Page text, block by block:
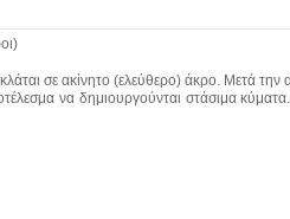
σε ακίνητο (ελεύθερο) άκρο. Μετά την
να δημιουργούνται στάσιμα